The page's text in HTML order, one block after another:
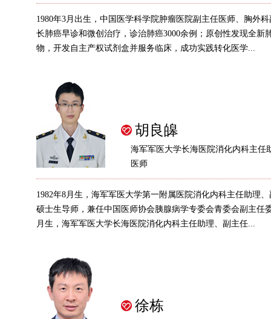
1980年3月出生，中国医学科学院肿瘤医院副主任医师、胸外
长肺癌早诊和微创治疗，诊治肺癌3000余例；原创性发现全新
物，开发自主产权试剂盒并服务临床，成功实践转化医学...
胡良皞
海军军医大学长海医院消化内科主任
医师
1982年8月生，海军军医大学第一附属医院消化内科主任助理
硕士生导师，兼任中国医师协会胰腺病学专委会青委会副主任
月生，海军军医大学长海医院消化内科主任助理、副主任...
徐栋